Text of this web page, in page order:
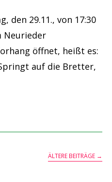
den 29.11., von 17:30
Neurieder
öffnet, heißt es:
auf die Bretter,
ÄLTERE BEITRÄGE →